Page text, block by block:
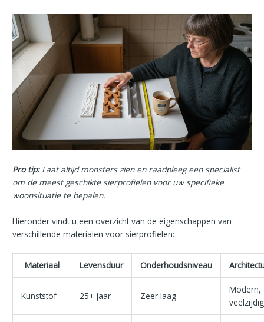
Pro tip: Laat altijd monsters zien en raadpleeg een specialist
om de meest geschikte sierprofielen voor uw specifieke
woonsituatie te bepalen.
Hieronder vindt u een overzicht van de eigenschappen van
verschillende materialen voor sierprofielen:
Materiaal Levensduur Onderhoudsniveau
Kunststof 25+ jaar Zeer laag
Modern,
veelzijdig